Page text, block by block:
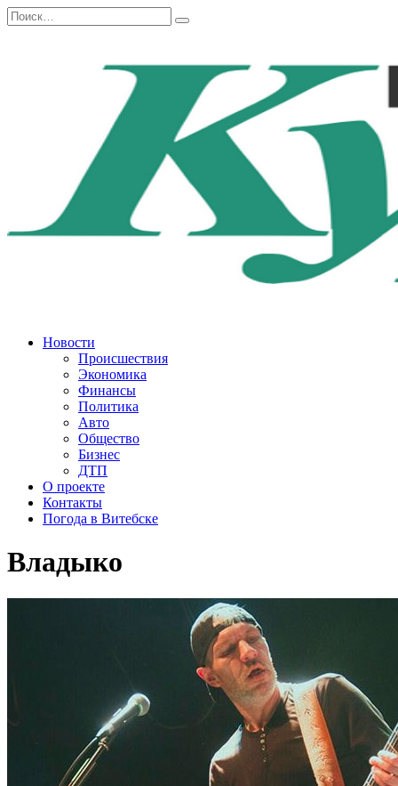
Перейти
к
Search
for:
Новости
Происшествия
Экономика
Финансы
Политика
Авто
Общество
Бизнес
ДТП
О проекте
Контакты
Погода в Витебске
Владыко